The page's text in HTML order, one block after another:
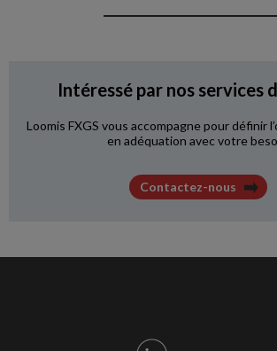
Intéressé par nos services
Loomis FXGS vous accompagne pour définir
en adéquation avec votre
Contactez-nous